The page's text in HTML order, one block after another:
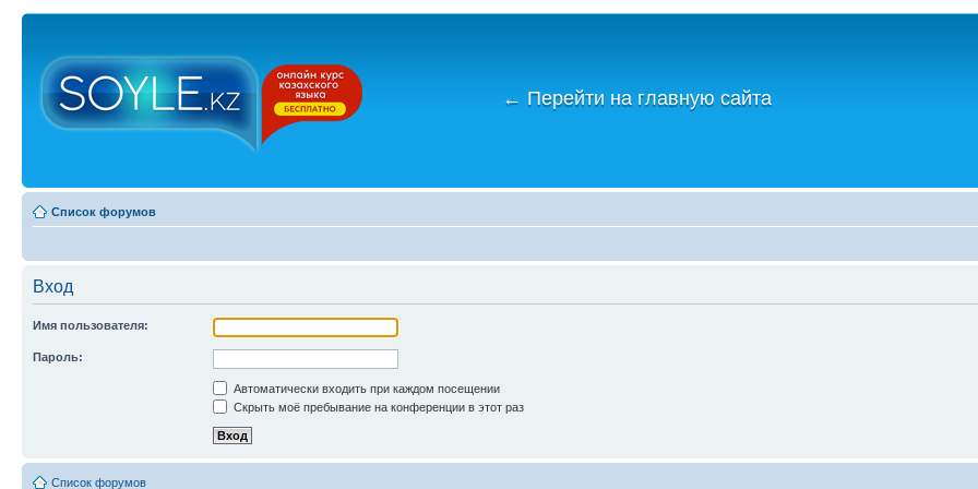
← Перейти на главную сайта
Список форумов
Вход
Имя пользователя:
Пароль:
Автоматически входить при каждом посещении
Скрыть моё пребывание на конференции в этот раз
Список форумов